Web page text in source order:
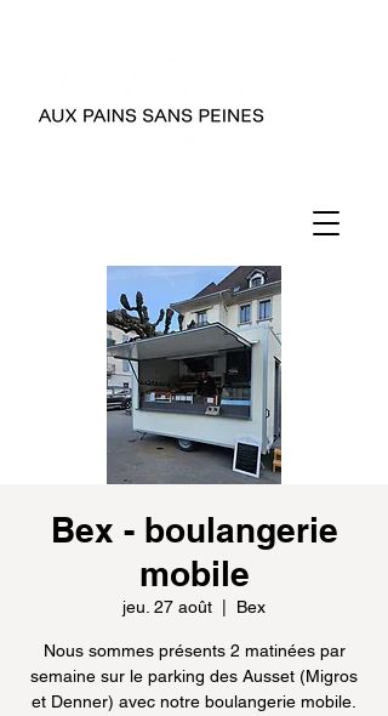
Bex - boulangerie
mobile
jeu. 27 août Bex
Nous sommes présents 2 matinées par
semaine sur le parking des Ausset (Migros
et Denner) avec notre boulangerie mobile.